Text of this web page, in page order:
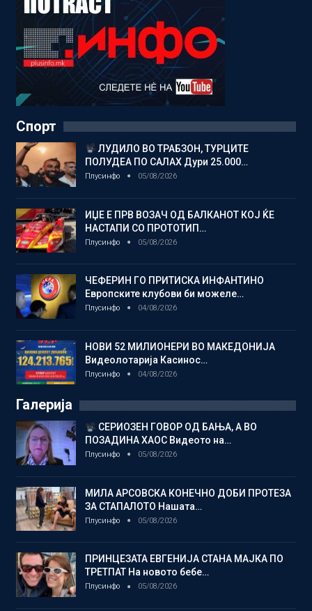
Спорт
ЛУДИЛО ВО ТРАБЗОН, ТУРЦИТЕ
ПОЛУДЕА ПО САЛАХ Дури 25.000…
Плусинфо 05/08/2026
ИЏЕ Е ПРВ ВОЗАЧ ОД БАЛКАНОТ КОЈ ЌЕ
НАСТАПИ СО ПРОТОТИП…
Плусинфо 05/08/2026
ЧЕФЕРИН ГО ПРИТИСКА ИНФАНТИНО
Европските клубови би можеле…
Плусинфо 04/08/2026
НОВИ 52 МИЛИОНЕРИ ВО МАКЕДОНИЈА
Видеолотарија Касинос…
Плусинфо 04/08/2026
Галерија
СЕРИОЗЕН ГОВОР ОД БАЊА, А ВО
ПОЗАДИНА ХАОС Видеото на…
Плусинфо 05/08/2026
МИЛА АРСОВСКА КОНЕЧНО ДОБИ ПРОТЕЗА
ЗА СТАПАЛОТО Нашата…
Плусинфо 05/08/2026
ПРИНЦЕЗАТА ЕВГЕНИЈА СТАНА МАЈКА ПО
ТРЕТПАТ На новото бебе…
Плусинфо 05/08/2026